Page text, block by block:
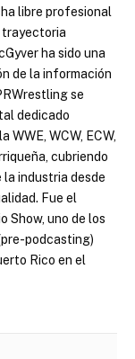
libre profesional
trayectoria
ha sido una
de la información
se
dedicado
WWE, WCW, ECW,
cubriendo
industria desde
Fue el
Show, uno de los
podcasting)
Rico en el